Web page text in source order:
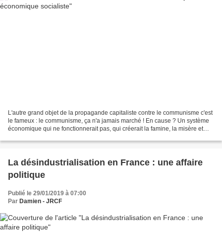
L'autre grand objet de la propagande capitaliste contre le communisme c'est
le fameux : le communisme, ça n'a jamais marché ! En cause ? Un système
économique qui ne fonctionnerait pas, qui créerait la famine, la misère et
La désindustrialisation en France : une affaire
politique
Publié le 29/01/2019 à 07:00
Par Damien - JRCF